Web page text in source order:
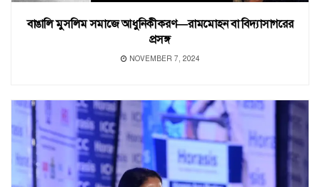
বাঙালি মুসলিম সমাজে আধুনিকীকরণ—রামমােহন বা বিদ্যাসাগরের
প্রসঙ্গ
NOVEMBER 7, 2024